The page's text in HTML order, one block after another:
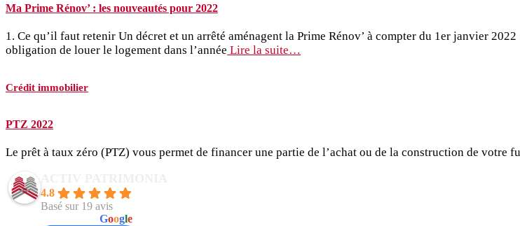
Ma Prime Rénov’ : les nouveautés pour 2022
1. Ce qu’il faut retenir Un décret et un arrêté aménagent la Prime Rénov’ à compter du 1er janvier
obligation de louer le logement dans l’année Lire la suite…
Crédit immobilier
PTZ 2022
Le prêt à taux zéro (PTZ) vous permet de financer une partie de l’achat ou de la construction de votre
4.8
Basé sur 19 avis
Google